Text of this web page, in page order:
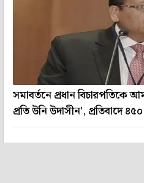
সমাবর্তনে প্রধান বিচারপতিকে
প্রতি উনি উদাসীন', প্রতিবাদে